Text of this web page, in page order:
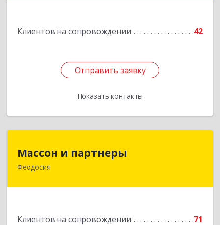
Клиентов на сопровождении 42
Отправить заявку
Показать контакты
Отправить заявку
Назад
Массон и партнеры
Феодосия
Клиентов на сопровождении
71
298112, Крым Респ, Феодосия г, Крымская ул,